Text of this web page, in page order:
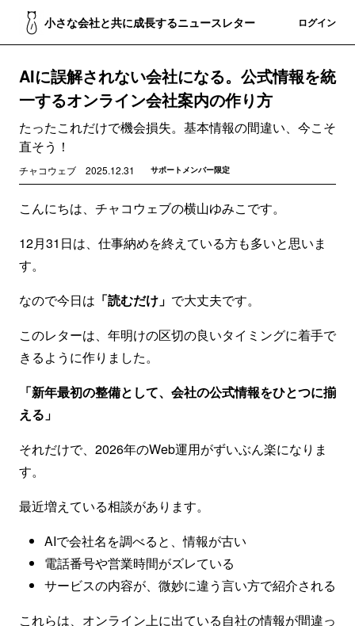
小さな会社と共に成長するニュースレター ログイン
AIに誤解されない会社になる。公式情報を統
一するオンライン会社案内の作り方
たったこれだけで機会損失。基本情報の間違い、今こそ
直そう！
チャコウェブ 2025.12.31 サポートメンバー限定
こんにちは、チャコウェブの横山ゆみこです。
12月31日は、仕事納めを終えている方も多いと思いま
す。
なので今日は 「読むだけ」 で大丈夫です。
このレターは、年明けの区切の良いタイミングに着手で
きるように作りました。
「新年最初の整備として、会社の公式情報をひとつに揃
える」
それだけで、2026年のWeb運用がずいぶん楽になりま
す。
最近増えている相談があります。
AIで会社名を調べると、情報が古い
電話番号や営業時間がズレている
サービスの内容が、微妙に違う言い方で紹介される
これらは、オンライン上に出ている自社の情報が間違っ